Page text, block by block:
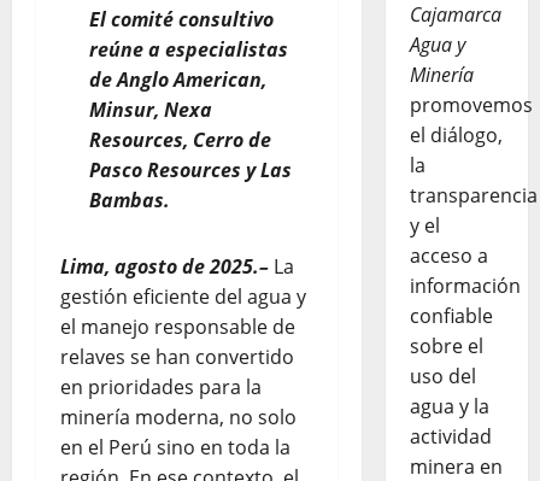
El comité consultivo
reúne a especialistas
de Anglo American,
Minsur, Nexa
Resources, Cerro de
Pasco Resources y Las
Bambas.
Lima, agosto de 2025.– La
gestión eficiente del agua y
el manejo responsable de
relaves se han convertido
en prioridades para la
minería moderna, no solo
en el Perú sino en toda la
Cajamarca
Agua y
Minería
promovemos
el diálogo,
la
transparencia
y el
acceso a
información
confiable
sobre el
uso del
agua y la
actividad
minera en